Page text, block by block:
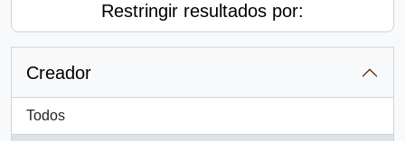
Restringir resultados por:
Creador
Todos